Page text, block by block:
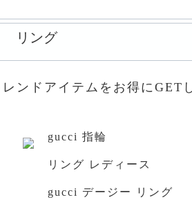
リング
ンドアイテムをお得にGET
gucci 指輪
リング レディース
gucci デージー リング